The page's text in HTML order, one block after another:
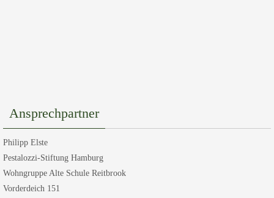
Ansprechpartner
Philipp Elste
Pestalozzi-Stiftung Hamburg
Wohngruppe Alte Schule Reitbrook
Vorderdeich 151